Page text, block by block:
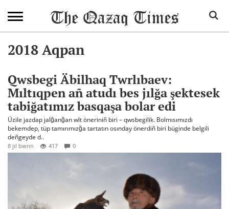
2018 Aqpan
Qwsbegi Äbilhaq Twrlıbaev:
Mıltıqpen añ atudı bes jılğa şektesek
tabiğatımız basqaşa bolar edi
Üzile jazdap jalğanğan wlt öneriniñ biri – qwsbegilik. Bolmısımızdı
bekemdep, tüp tamırımızğa tartatın osınday önerdiñ biri büginde belgili
deñgeyde d..
8 jıl bwrın 417 0